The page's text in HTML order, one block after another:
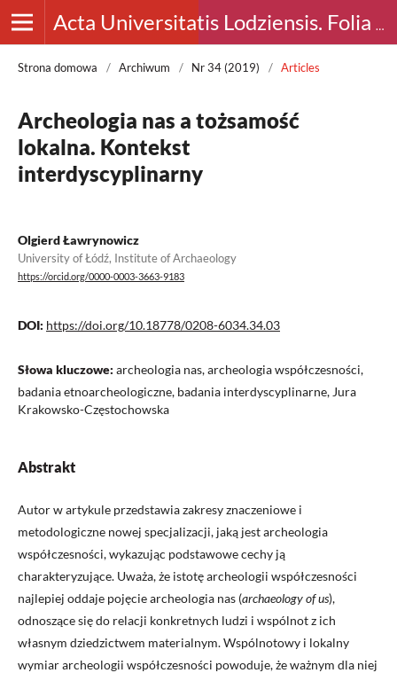
Acta Universitatis Lodziensis. Folia Archaeologica
Strona domowa / Archiwum / Nr 34 (2019) / Articles
Archeologia nas a tożsamość
lokalna. Kontekst
interdyscyplinarny
Olgierd Ławrynowicz
University of Łódź, Institute of Archaeology
https://orcid.org/0000-0003-3663-9183
DOI: https://doi.org/10.18778/0208-6034.34.03
Słowa kluczowe: archeologia nas, archeologia współczesności,
badania etnoarcheologiczne, badania interdyscyplinarne, Jura
Krakowsko-Częstochowska
Abstrakt
Autor w artykule przedstawia zakresy znaczeniowe i
metodologiczne nowej specjalizacji, jaką jest archeologia
współczesności, wykazując podstawowe cechy ją
charakteryzujące. Uważa, że istotę archeologii współczesności
najlepiej oddaje pojęcie archeologia nas (archaeology of us),
odnoszące się do relacji konkretnych ludzi i wspólnot z ich
własnym dziedzictwem materialnym. Wspólnotowy i lokalny
wymiar archeologii współczesności powoduje, że ważnym dla niej